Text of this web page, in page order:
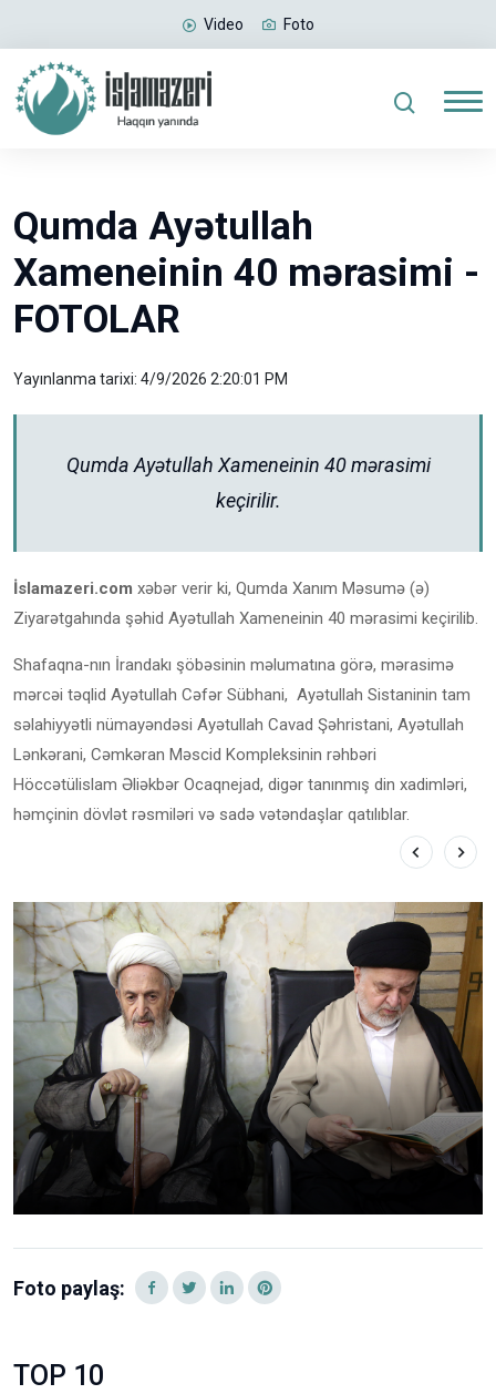
Video Foto
Qumda Ayətullah
Xameneinin 40 mərasimi -
FOTOLAR
Yayınlanma tarixi: 4/9/2026 2:20:01 PM
Qumda Ayətullah Xameneinin 40 mərasimi
keçirilir.
İslamazeri.com xəbər verir ki, Qumda Xanım Məsumə (ə)
Ziyarətgahında şəhid Ayətullah Xameneinin 40 mərasimi keçirilib.
Shafaqna-nın İrandakı şöbəsinin məlumatına görə, mərasimə
mərcəi təqlid Ayətullah Cəfər Sübhani, Ayətullah Sistaninin tam
səlahiyyətli nümayəndəsi Ayətullah Cavad Şəhristani, Ayətullah
Lənkərani, Cəmkəran Məscid Kompleksinin rəhbəri
Höccətülislam Əliəkbər Ocaqnejad, digər tanınmış din xadimləri,
həmçinin dövlət rəsmiləri və sadə vətəndaşlar qatılıblar.
Foto paylaş:
TOP 10